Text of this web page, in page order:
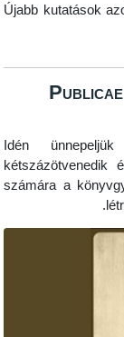
Újabb
Idén
számára